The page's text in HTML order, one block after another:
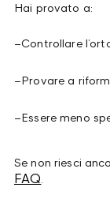
Hai provato a:
–Controllare
–Provare a
–Essere meno
Se non riesci
FAQ